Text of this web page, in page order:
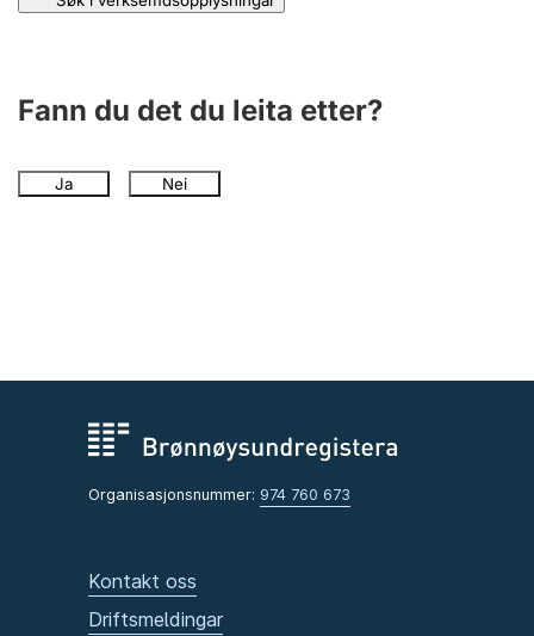
Fann du det du leita etter?
Ja Nei
Organisasjonsnummer: 974 760 673
Kontakt oss
Driftsmeldingar